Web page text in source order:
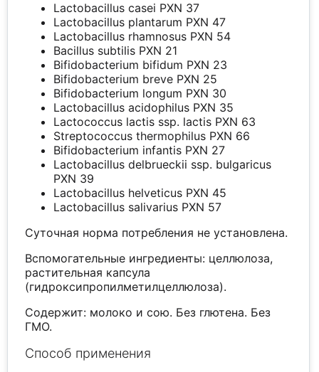
Lactobacillus casei PXN 37
Lactobacillus plantarum PXN 47
Lactobacillus rhamnosus PXN 54
Bacillus subtilis PXN 21
Bifidobacterium bifidum PXN 23
Bifidobacterium breve PXN 25
Bifidobacterium longum PXN 30
Lactobacillus acidophilus PXN 35
Lactococcus lactis ssp. lactis PXN 63
Streptococcus thermophilus PXN 66
Bifidobacterium infantis PXN 27
Lactobacillus delbrueckii ssp. bulgaricus
PXN 39
Lactobacillus helveticus PXN 45
Lactobacillus salivarius PXN 57
Суточная норма потребления не установлена.
Вспомогательные ингредиенты: целлюлоза,
растительная капсула
(гидроксипропилметилцеллюлоза).
Содержит: молоко и сою. Без глютена. Без
ГМО.
Способ применения